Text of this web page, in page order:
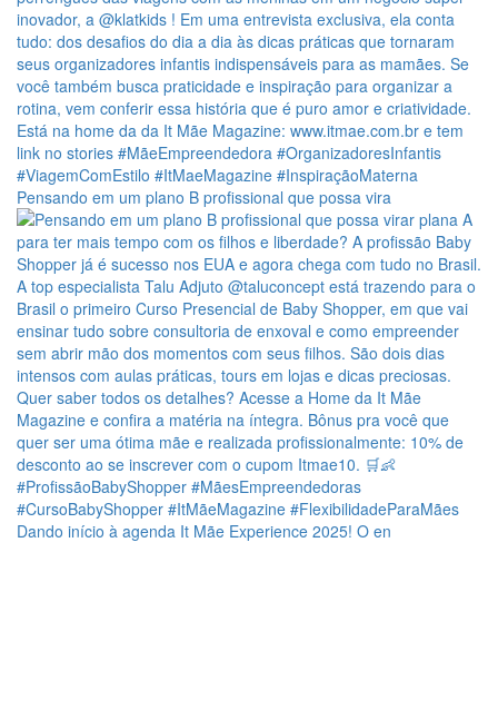
Pensando em um plano B profissional que possa vira
Dando início à agenda It Mãe Experience 2025! O en